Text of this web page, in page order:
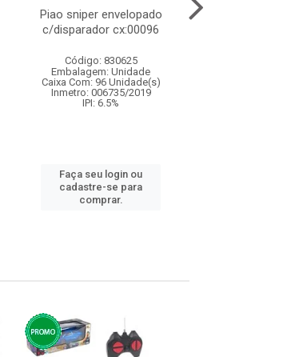
Piao sniper envelopado
c/disparador cx:00096
Código: 830625
Embalagem: Unidade
Caixa Com: 96 Unidade(s)
Inmetro: 006735/2019
IPI: 6.5%
Faça seu login ou
cadastre-se para
comprar.